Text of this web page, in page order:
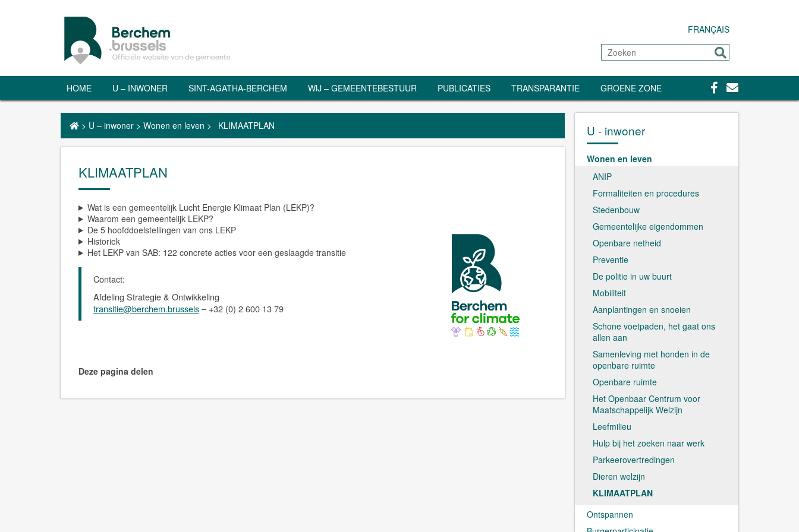
FRANÇAIS
Zoeken
Sturen
HOME U – INWONER SINT-AGATHA-BERCHEM WIJ – GEMEENTEBESTUUR PUBLICATIES TRANSPARANTIE GROENE ZONE Facebook
Contact
> U – inwoner > Wonen en leven > KLIMAATPLAN
KLIMAATPLAN
Wat is een gemeentelijk Lucht Energie Klimaat Plan (LEKP)?
Waarom een gemeentelijk LEKP?
De 5 hoofddoelstellingen van ons LEKP
Historiek
Het LEKP van SAB: 122 concrete acties voor een geslaagde transitie
Contact:
Afdeling Strategie & Ontwikkeling
transitie@berchem.brussels– +32 (0) 2 600 13 79
Deze pagina delen
U - inwoner
Wonen en leven
ANIP
Formaliteiten en procedures
Stedenbouw
Gemeentelijke eigendommen
Openbare netheid
Preventie
De politie in uw buurt
Mobiliteit
Aanplantingen en snoeien
Schone voetpaden, het gaat ons
allen aan
Samenleving met honden in de
openbare ruimte
Openbare ruimte
Het Openbaar Centrum voor
Maatschappelijk Welzijn
Leefmilieu
Hulp bij het zoeken naar werk
Parkeerovertredingen
Dieren welzijn
KLIMAATPLAN
Ontspannen